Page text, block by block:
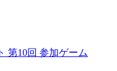
第10回 参加ゲーム